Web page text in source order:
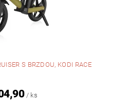
S BRZDOU, KODI RACE
/ ks